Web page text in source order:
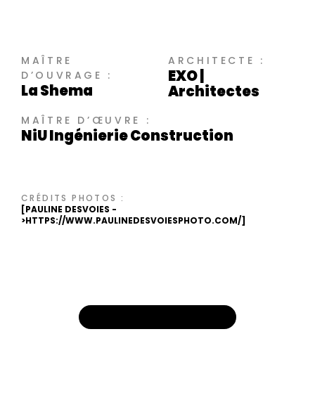
MAÎTRE
D’OUVRAGE :
La Shema
ARCHITECTE :
EXO |
Architectes
MAÎTRE D’ŒUVRE :
NiU Ingénierie Construction
CRÉDITS PHOTOS :
[PAULINE DESVOIES -
>HTTPS://WWW.PAULINEDESVOIESPHOTO.COM/]